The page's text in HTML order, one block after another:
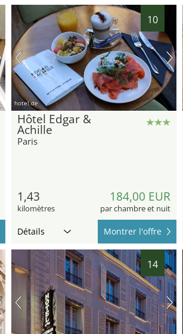
10
hotel.de
Hôtel Edgar &
Achille
Paris
1,43
kilomètres
184,00 EUR
par chambre et nuit
Détails Montrer l'offre
14